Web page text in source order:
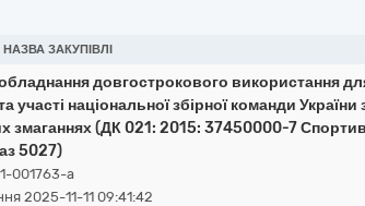
ЗАКУПІВЛІ
довгострокового використання
участі національної збірної команди України
змаганнях (ДК 021: 2015: 37450000-7
5027)
001763-a
2025-11-11 09:41:42